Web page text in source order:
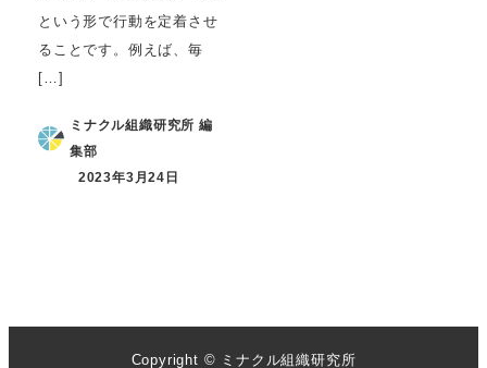
という形で行動を定着させ
ることです。例えば、毎
[…]
ミナクル組織研究所 編
集部
2023年3月24日
Copyright © ミナクル組織研究所